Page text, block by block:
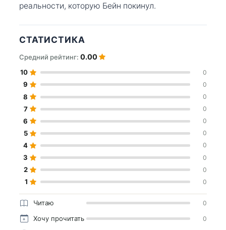
реальности, которую Бейн покинул.
СТАТИСТИКА
Средний рейтинг: 0.00
10 0
9 0
8 0
7 0
6 0
5 0
4 0
3 0
2 0
1 0
Читаю 0
Хочу прочитать 0